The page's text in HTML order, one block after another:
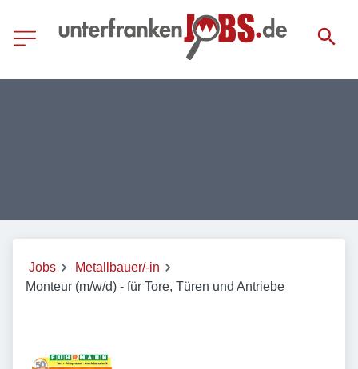
Jobs
Metallbauer/-in
Monteur (m/w/d) - für Tore, Türen und Antriebe